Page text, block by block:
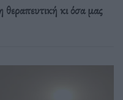
κι όσα μας